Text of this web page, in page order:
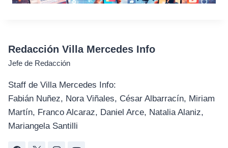
Redacción Villa Mercedes Info
Jefe de Redacción
Staff de Villa Mercedes Info:
Fabián Nuñez, Nora Viñales, César Albarracín, Miriam
Martín, Franco Alcaraz, Daniel Arce, Natalia Alaniz,
Mariangela Santilli